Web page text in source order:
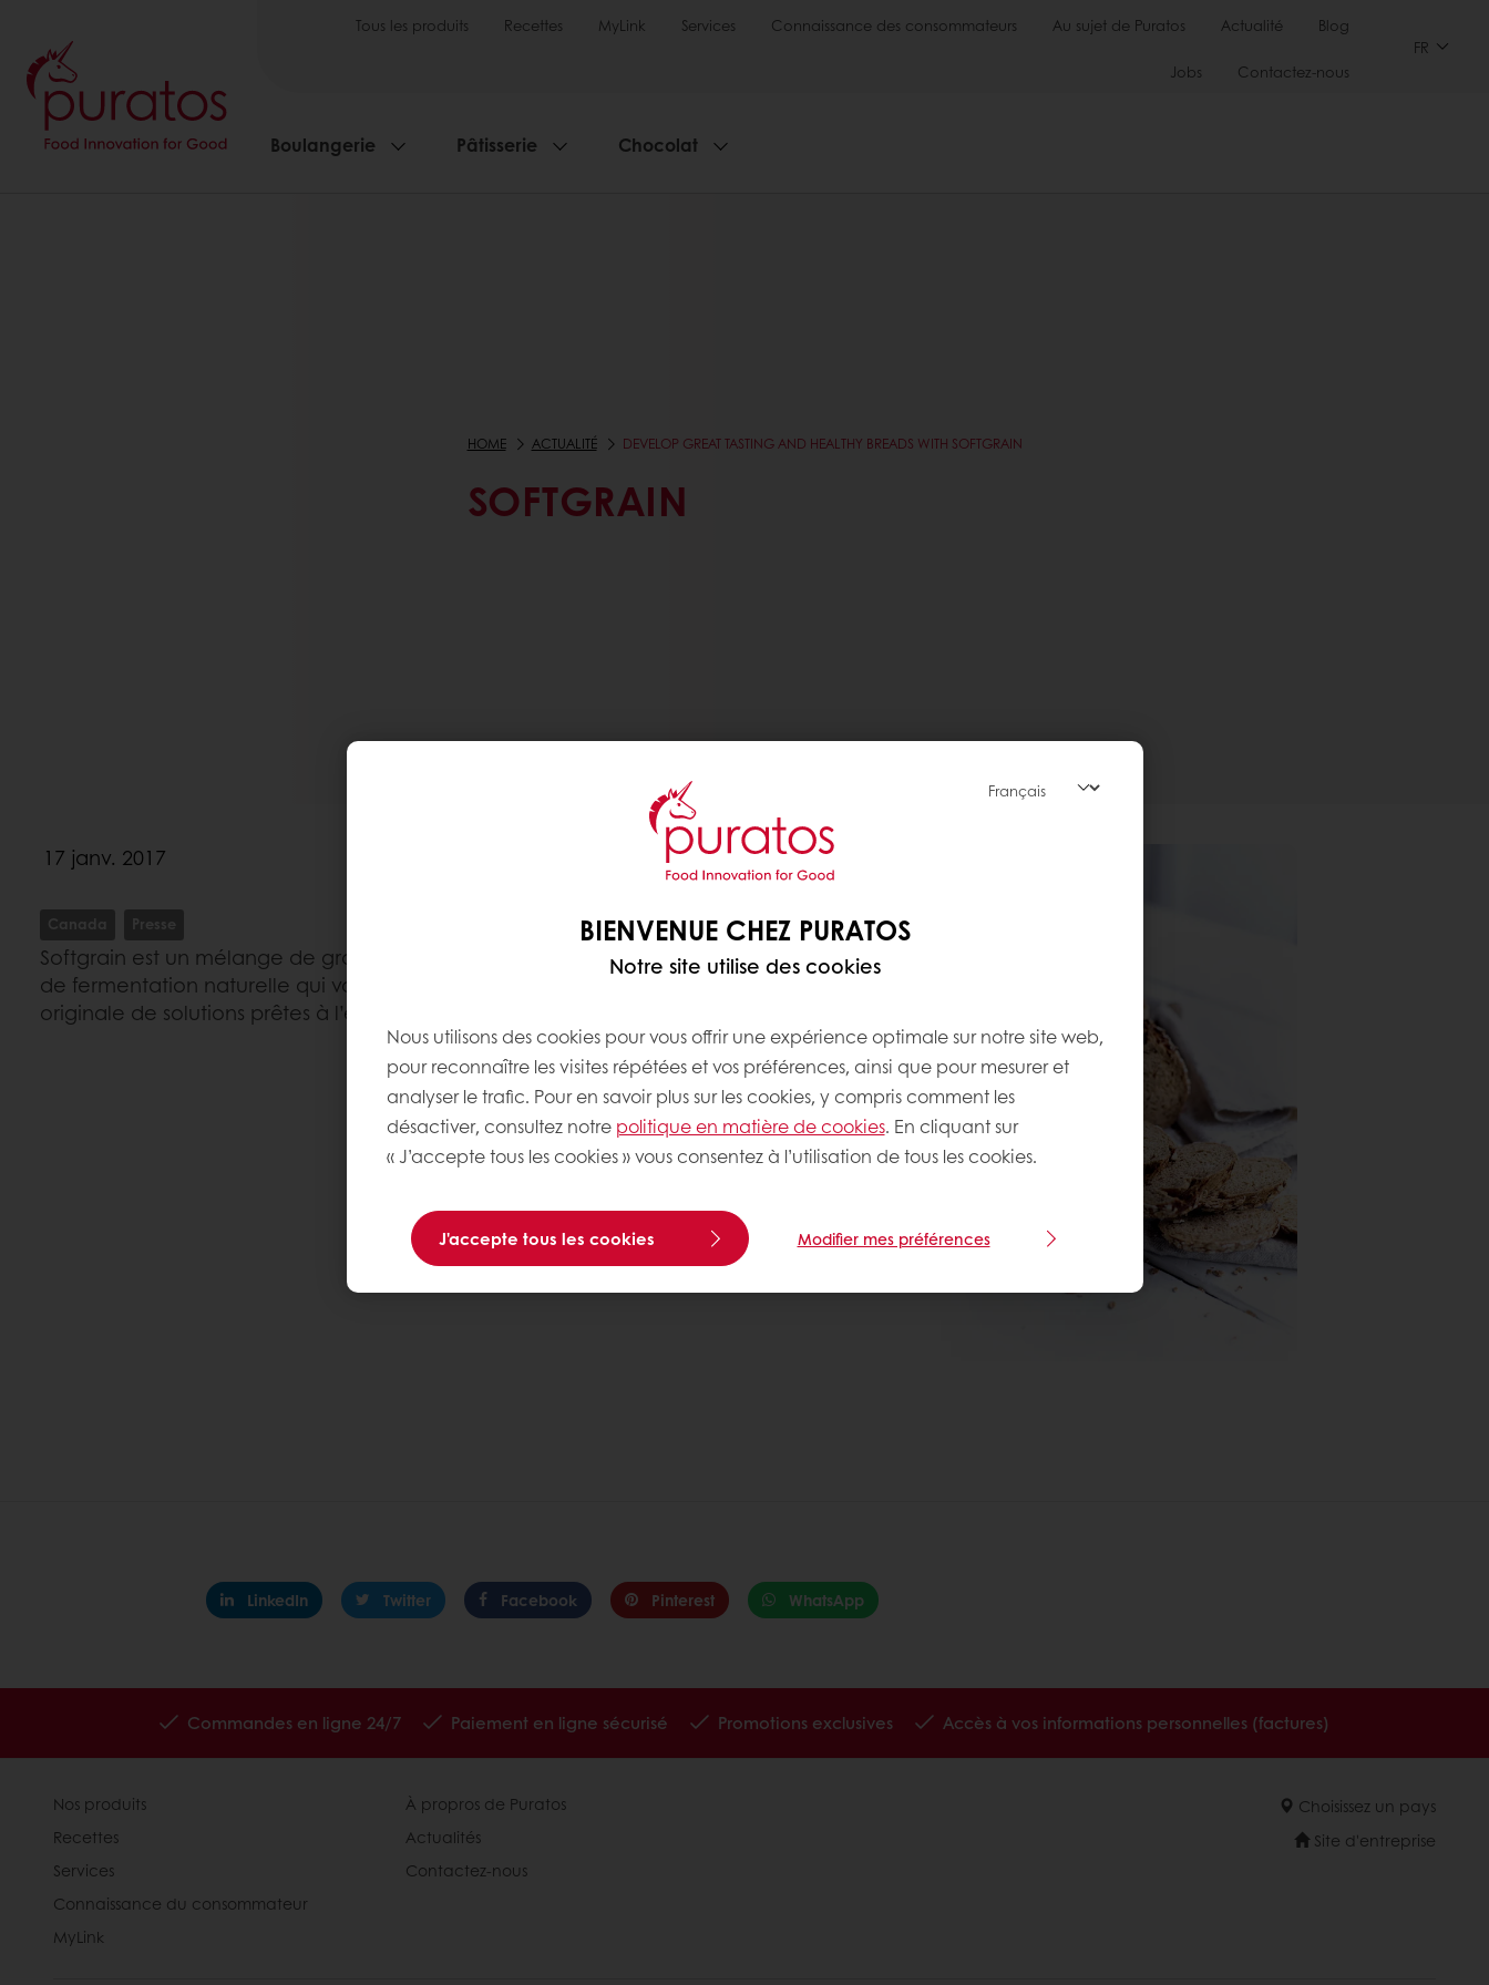
Tous les produits Recettes MyLink Services Connaissance des consommateurs Au sujet de Puratos Actualité Blog
Jobs Contactez-nous
FR
Boulangerie Pâtisserie Chocolat
HOME ACTUALITÉ DEVELOP GREAT TASTING AND HEALTHY BREADS WITH SOFTGRAIN
SOFTGRAIN
17 janv. 2017
Canada Presse
Softgrain est un mélange de grains et de graines imprégnés du goût
de fermentation naturelle qui vous permet de disposer d’une gamme
originale de solutions prêtes à l’emploi pour vos pains multigrains.
LinkedIn Twitter Facebook Pinterest WhatsApp
BIENVENUE CHEZ PURATOS
Notre site utilise des cookies
Nous utilisons des cookies pour vous offrir une expérience optimale sur notre site web,
pour reconnaître les visites répétées et vos préférences, ainsi que pour mesurer et
analyser le trafic. Pour en savoir plus sur les cookies, y compris comment les
désactiver, consultez notre politique en matière de cookies. En cliquant sur
« J’accepte tous les cookies » vous consentez à l’utilisation de tous les cookies.
J'accepte tous les cookies Modifier mes préférences
Commandes en ligne 24/7 Paiement en ligne sécurisé Promotions exclusives Accès à vos informations personnelles (factures)
Nos produits
Recettes
Services
Connaissance du consommateur
MyLink
À propros de Puratos
Actualités
Contactez-nous
Choisissez un pays
Site d'entreprise